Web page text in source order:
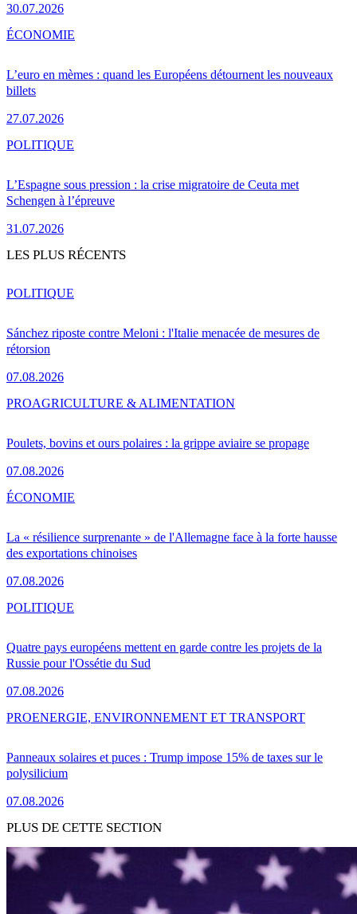
30.07.2026
L’euro en mèmes : quand les Européens détournent les nouveaux
billets
27.07.2026
ÉCONOMIE
L’Espagne sous pression : la crise migratoire de Ceuta met
Schengen à l’épreuve
31.07.2026
POLITIQUE
LES PLUS RÉCENTS
Sánchez riposte contre Meloni : l'Italie menacée de mesures de
rétorsion
07.08.2026
POLITIQUE
Poulets, bovins et ours polaires : la grippe aviaire se propage
07.08.2026
PROAGRICULTURE & ALIMENTATION
La « résilience surprenante » de l'Allemagne face à la forte hausse
des exportations chinoises
07.08.2026
ÉCONOMIE
Quatre pays européens mettent en garde contre les projets de la
Russie pour l'Ossétie du Sud
07.08.2026
POLITIQUE
Panneaux solaires et puces : Trump impose 15% de taxes sur le
polysilicium
07.08.2026
PROENERGIE, ENVIRONNEMENT ET TRANSPORT
PLUS DE CETTE SECTION